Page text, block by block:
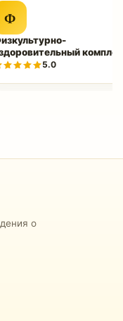
Ф
5.0
о